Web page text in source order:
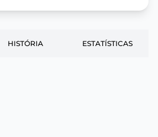
HISTÓRIA ESTATÍSTICAS